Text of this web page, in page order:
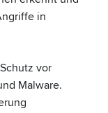
in
Schutz vor
Malware.